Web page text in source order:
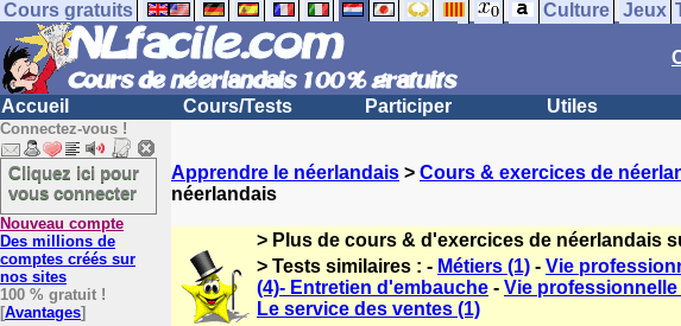
Cours gratuits Culture Jeux
Accueil Cours/Tests Participer Utiles
Connectez-vous !
Cliquez ici pour
vous connecter
Nouveau compte
Des millions de
comptes créés sur
nos sites
100 % gratuit !
[Avantages]
Apprendre le néerlandais > Cours & exercices de
néerlandais
> Plus de cours & d'exercices de néerlandais
> Tests similaires : - Métiers (1) - Vie
(4)- Entretien d'embauche - Vie professionnelle
Le service des ventes (1)